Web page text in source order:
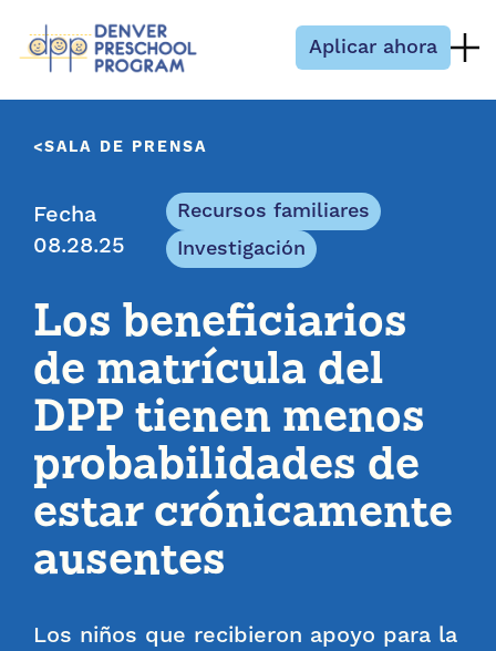
Aplicar ahora
SALA DE PRENSA
Fecha
08.28.25
Recursos familiares
Investigación
Los beneficiarios
de matrícula del
DPP tienen menos
probabilidades de
estar crónicamente
ausentes
Los niños que recibieron apoyo para la